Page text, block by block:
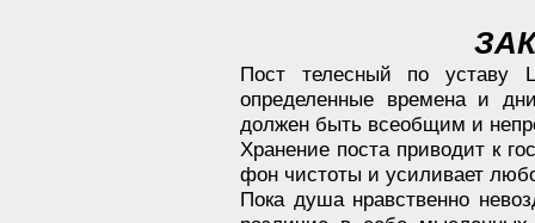
Пост телесный по уставу
определенные времена и
должен быть всеобщим и
Хранение поста приводит к
фон чистоты и усиливает
Пока душа нравственно